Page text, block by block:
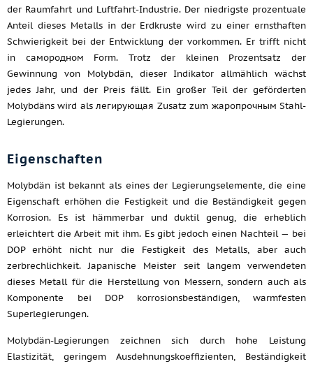
der Raumfahrt und Luftfahrt-Industrie. Der niedrigste prozentuale
Anteil dieses Metalls in der Erdkruste wird zu einer ernsthaften
Schwierigkeit bei der Entwicklung der vorkommen. Er trifft nicht
in самородном Form. Trotz der kleinen Prozentsatz der
Gewinnung von Molybdän, dieser Indikator allmählich wächst
jedes Jahr, und der Preis fällt. Ein großer Teil der geförderten
Molybdäns wird als легирующая Zusatz zum жаропрочным Stahl-
Legierungen.
Eigenschaften
Molybdän ist bekannt als eines der Legierungselemente, die eine
Eigenschaft erhöhen die Festigkeit und die Beständigkeit gegen
Korrosion. Es ist hämmerbar und duktil genug, die erheblich
erleichtert die Arbeit mit ihm. Es gibt jedoch einen Nachteil — bei
DOP erhöht nicht nur die Festigkeit des Metalls, aber auch
zerbrechlichkeit. Japanische Meister seit langem verwendeten
dieses Metall für die Herstellung von Messern, sondern auch als
Komponente bei DOP korrosionsbeständigen, warmfesten
Superlegierungen.
Molybdän-Legierungen zeichnen sich durch hohe Leistung
Elastizität, geringem Ausdehnungskoeffizienten, Beständigkeit